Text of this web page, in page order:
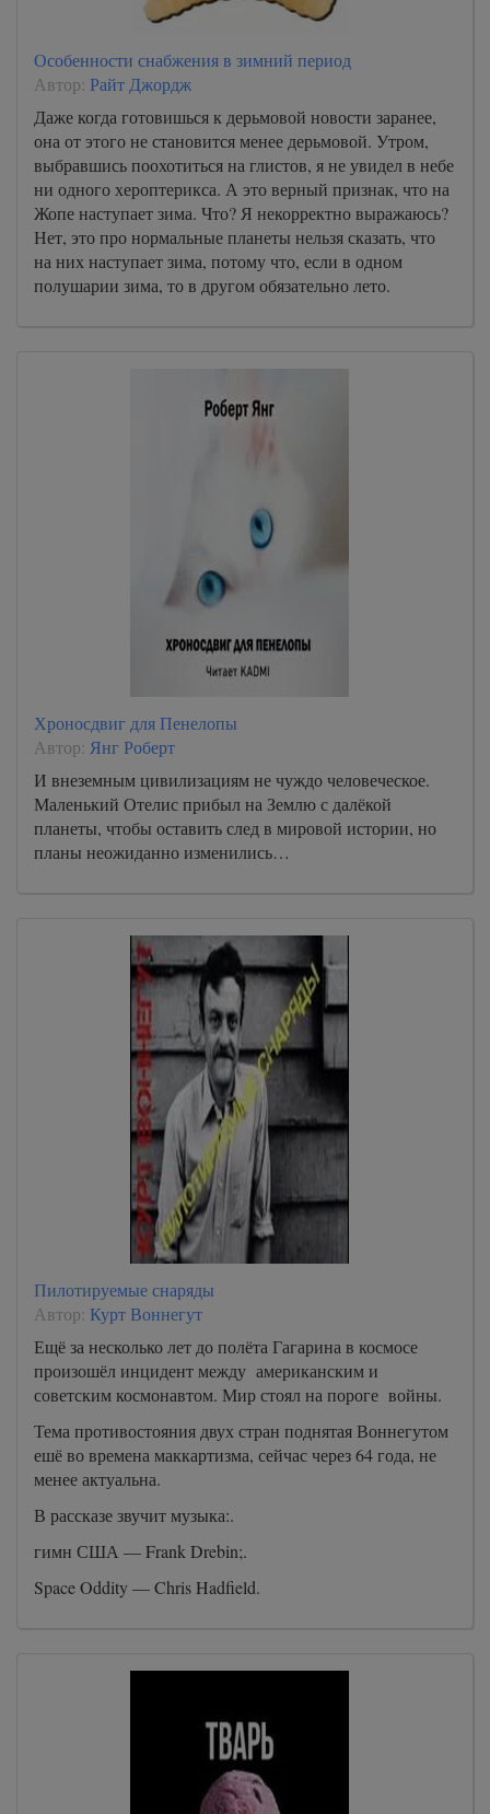
Особенности снабжения в зимний период
Автор: Райт Джордж
Даже когда готовишься к дерьмовой новости заранее,
она от этого не становится менее дерьмовой. Утром,
выбравшись поохотиться на глистов, я не увидел в небе
ни одного хероптерикса. А это верный признак, что на
Жопе наступает зима. Что? Я некорректно выражаюсь?
Нет, это про нормальные планеты нельзя сказать, что
на них наступает зима, потому что, если в одном
полушарии зима, то в другом обязательно лето.
Хроносдвиг для Пенелопы
Автор: Янг Роберт
И внеземным цивилизациям не чуждо человеческое.
Маленький Отелис прибыл на Землю с далёкой
планеты, чтобы оставить след в мировой истории, но
планы неожиданно изменились…
Пилотируемые снаряды
Автор: Курт Воннегут
Ещё за несколько лет до полёта Гагарина в космосе
произошёл инцидент между американским и
советским космонавтом. Мир стоял на пороге войны.
Тема противостояния двух стран поднятая Воннегутом
ешё во времена маккартизма, сейчас через 64 года, не
менее актуальна.
В рассказе звучит музыка:.
гимн США — Frank Drebin;.
Space Oddity — Chris Hadfield.